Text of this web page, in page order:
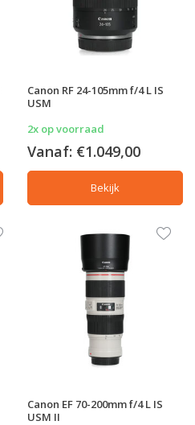
Canon RF 24-105mm f/4 L IS
USM
2x op voorraad
Vanaf: €1.049,00
Bekijk
Canon EF 70-200mm f/4 L IS
USM II